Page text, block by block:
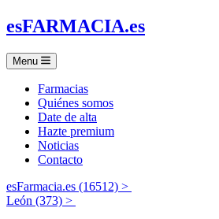
esFARMACIA.es
Menu
Farmacias
Quiénes somos
Date de alta
Hazte premium
Noticias
Contacto
esFarmacia.es (16512) >
León (373) >